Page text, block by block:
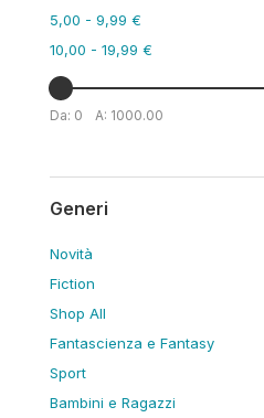
5,00 - 9,99 €
10,00 - 19,99 €
Da: 0 A: 1000.00
Generi
Novità
Fiction
Shop All
Fantascienza e Fantasy
Sport
Bambini e Ragazzi